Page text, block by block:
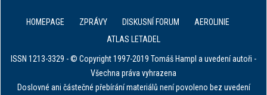
HOMEPAGE ZPRÁVY DISKUSNÍ FORUM
AEROLINIE
ATLAS LETADEL
ISSN 1213-3329 - © Copyright 1997-2019 Tomáš Hampl a uvedení autoři -
Všechna práva vyhrazena
Doslovné ani částečné přebírání materiálů není povoleno bez uvedení